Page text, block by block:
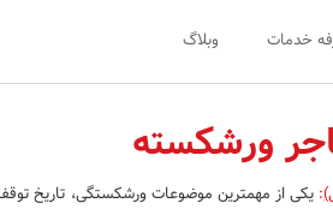
خدمات وبلاگ
ورشکسته
: یکی از مهمترین موضوعات ورشکستگی، تاریخ